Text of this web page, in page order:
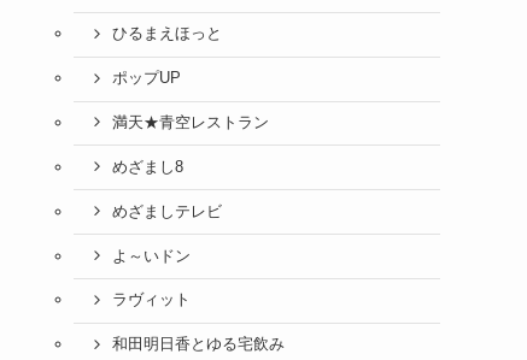
ひるまえほっと
ポップUP
満天★青空レストラン
めざまし8
めざましテレビ
よ～いドン
ラヴィット
和田明日香とゆる宅飲み